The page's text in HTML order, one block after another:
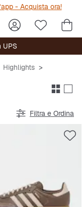
- Acquista ora!
UPS
Highlights
Filtra e Ordina